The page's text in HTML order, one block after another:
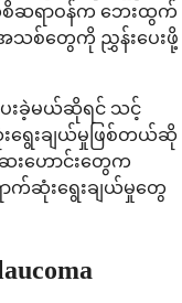
က်စိဆရာဝန်က ဘေးထွက်
သစ်တွေကို ညွှန်းပေးဖို့
ပေးခဲ့မယ်ဆိုရင် သင့်
ရွေးချယ်မှုဖြစ်တယ်ဆို
ေးဟောင်းတွေက
ဆုံးရွေးချယ်မှုတွေ